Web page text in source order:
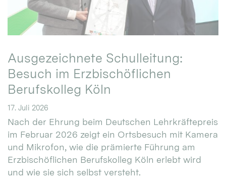
Ausgezeichnete Schulleitung:
Besuch im Erzbischöflichen
Berufskolleg Köln
17. Juli 2026
Nach der Ehrung beim Deutschen Lehrkräftepreis
im Februar 2026 zeigt ein Ortsbesuch mit Kamera
und Mikrofon, wie die prämierte Führung am
Erzbischöflichen Berufskolleg Köln erlebt wird
und wie sie sich selbst versteht.